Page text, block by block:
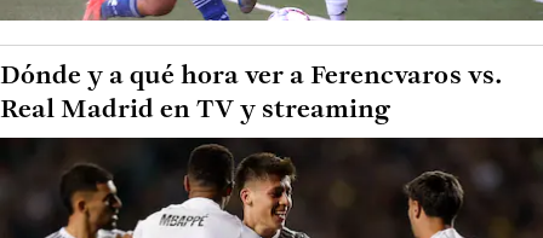
Dónde y a qué hora ver a Ferencvaros vs.
Real Madrid en TV y streaming